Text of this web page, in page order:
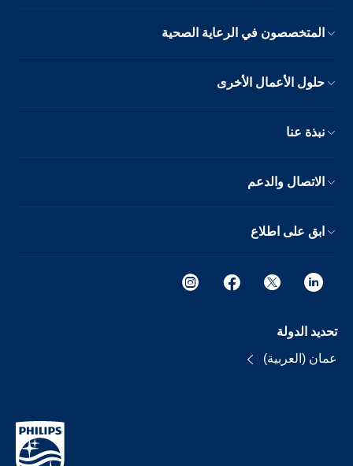
المتخصصون في الرعاية الصحية
حلول الأعمال الأخرى
نبذة عنا
الاتصال والدعم
ابق على اطلاع
تحديد الدولة
عمان (العربية)